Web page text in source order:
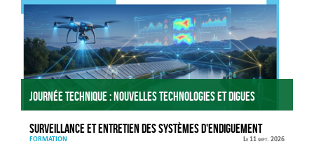
Journée technique : Nouvelles technologies et digues
Surveillance et entretien des systèmes d'endiguement
FORMATION Le 11 sept. 2026